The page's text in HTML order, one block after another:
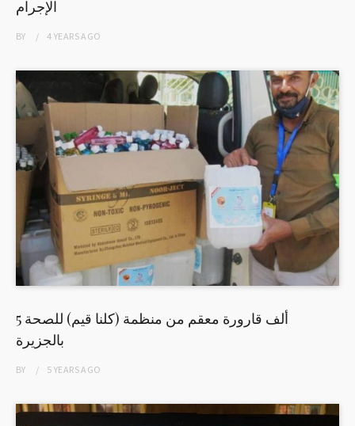
الإجرام
BY 4 YEARSAGO
5 ألف قارورة معقم من منظمة (كلنا قيم) للصحة
بالجزيرة
BY 5 YEARSAGO